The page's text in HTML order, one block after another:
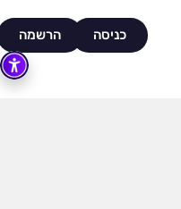
כניסה הרשמה